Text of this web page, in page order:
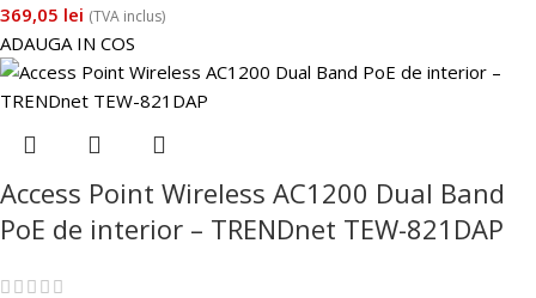
369,05 lei (TVA inclus)
ADAUGA IN COS
Access Point Wireless AC1200 Dual Band
PoE de interior – TRENDnet TEW-821DAP